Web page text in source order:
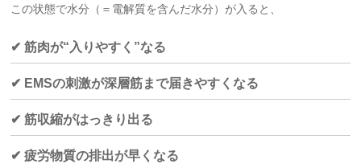
この状態で水分（＝電解質を含んだ水分）が入ると、
✔ 筋肉が“入りやすく”なる
✔ EMSの刺激が深層筋まで届きやすくなる
✔ 筋収縮がはっきり出る
✔ 疲労物質の排出が早くなる